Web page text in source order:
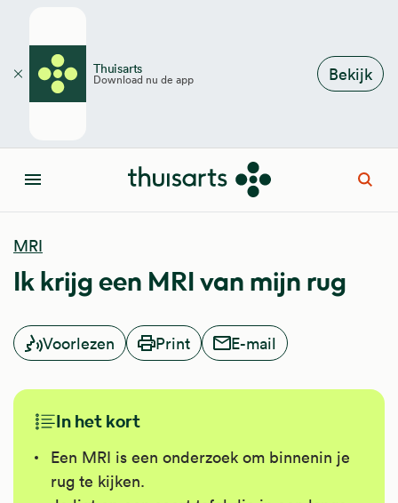
Thuisarts
Download nu de app Bekijk
Sluiten
Menu
MRI
Ik krijg een MRI van mijn rug
Voorlezen Print E-mail
In het kort
Een MRI is een onderzoek om binnenin je
rug te kijken.